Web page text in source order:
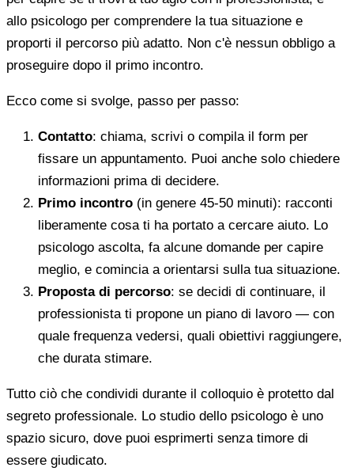
allo psicologo per comprendere la tua situazione e
proporti il percorso più adatto. Non c'è nessun obbligo a
proseguire dopo il primo incontro.
Ecco come si svolge, passo per passo:
Contatto: chiama, scrivi o compila il form per
fissare un appuntamento. Puoi anche solo chiedere
informazioni prima di decidere.
Primo incontro (in genere 45-50 minuti): racconti
liberamente cosa ti ha portato a cercare aiuto. Lo
psicologo ascolta, fa alcune domande per capire
meglio, e comincia a orientarsi sulla tua situazione.
Proposta di percorso: se decidi di continuare, il
professionista ti propone un piano di lavoro — con
quale frequenza vedersi, quali obiettivi raggiungere,
che durata stimare.
Tutto ciò che condividi durante il colloquio è protetto dal
segreto professionale. Lo studio dello psicologo è uno
spazio sicuro, dove puoi esprimerti senza timore di
essere giudicato.